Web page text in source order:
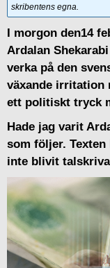
skribentens egna.
I morgon den14
Ardalan
verka på den
växande irritation
ett politiskt tryck
Hade jag varit
som följer.
inte blivit